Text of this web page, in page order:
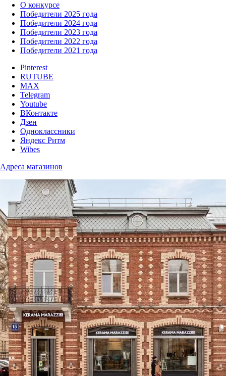
О конкурсе
Победители 2025 года
Победители 2024 года
Победители 2023 года
Победители 2022 года
Победители 2021 года
Pinterest
RUTUBE
MAX
Telegram
Youtube
ВКонтакте
Дзен
Одноклассники
Яндекс Ритм
Wibes
Адреса магазинов